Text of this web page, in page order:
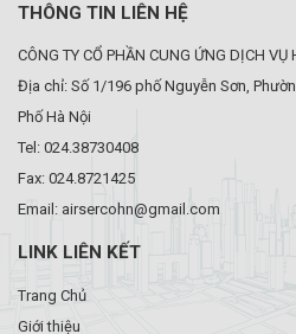
THÔNG TIN LIÊN HỆ
CÔNG TY CỔ PHẦN CUNG ỨNG DỊCH VỤ
Địa chỉ: Số 1/196 phố Nguyễn Sơn,
Phố Hà Nội
Tel: 024.38730408
Fax: 024.8721425
Email: airsercohn@gmail.com
LINK LIÊN KẾT
Trang Chủ
Giới thiệu